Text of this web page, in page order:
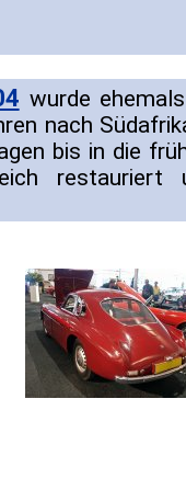
wurde
nach
bis in die
restauriert